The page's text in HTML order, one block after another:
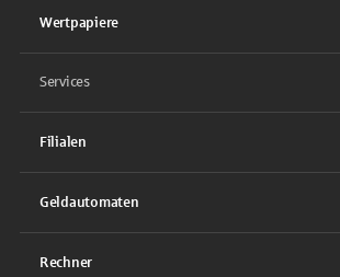
Wertpapiere
Services
Filialen
Geldautomaten
Rechner